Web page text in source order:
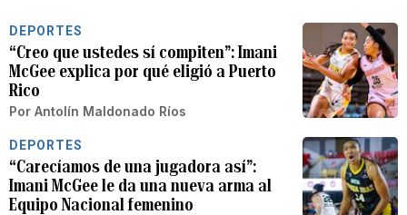
DEPORTES
“Creo que ustedes sí compiten”: Imani
McGee explica por qué eligió a Puerto
Rico
Por Antolín Maldonado Ríos
DEPORTES
“Carecíamos de una jugadora así”:
Imani McGee le da una nueva arma al
Equipo Nacional femenino